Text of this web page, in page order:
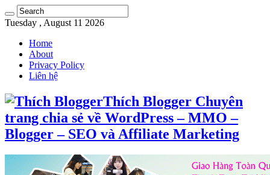
Tuesday , August 11 2026
Home
About
Privacy Policy
Liên hệ
Thích Blogger Chuyên
trang chia sẻ về WordPress – MMO –
Blogger – SEO và Affiliate Marketing